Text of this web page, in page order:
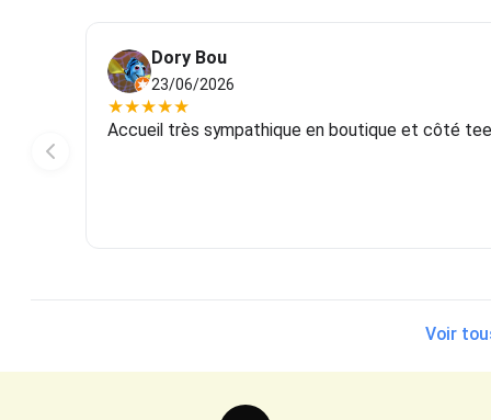
Dory Bou
23/06/2026
★★★★★
Accueil très sympathique en boutique et côté
Voir